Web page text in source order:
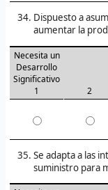
Dispuesto a
aumentar la
Necesita un
Desarrollo
Significativo
1
2
Se adapta a las
suministro para